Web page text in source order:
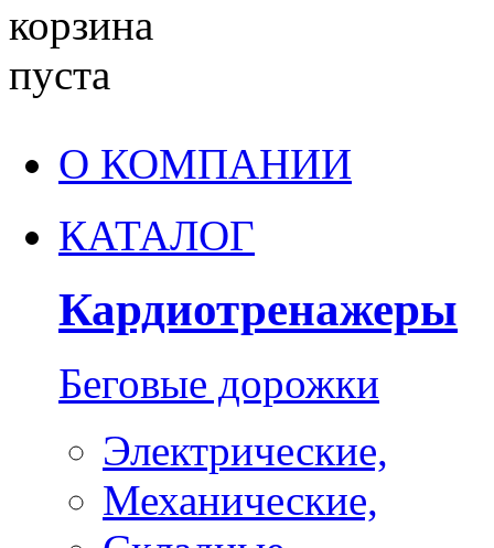
корзина
пуста
О КОМПАНИИ
КАТАЛОГ
Кардиотренажеры
Беговые дорожки
Электрические,
Механические,